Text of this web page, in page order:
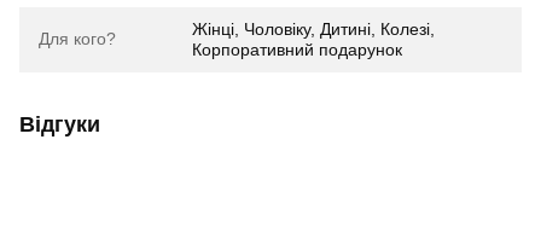
Для кого?
Жінці, Чоловіку, Дитині, Колезі,
Корпоративний подарунок
Відгуки